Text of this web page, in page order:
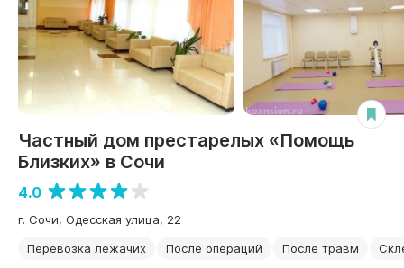
Частный дом престарелых «Помощь
Близких» в Сочи
4.0
г. Сочи, Одесская улица, 22
Перевозка лежачих
После операций После травм